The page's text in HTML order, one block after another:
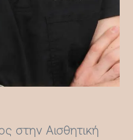
στην Αισθητική